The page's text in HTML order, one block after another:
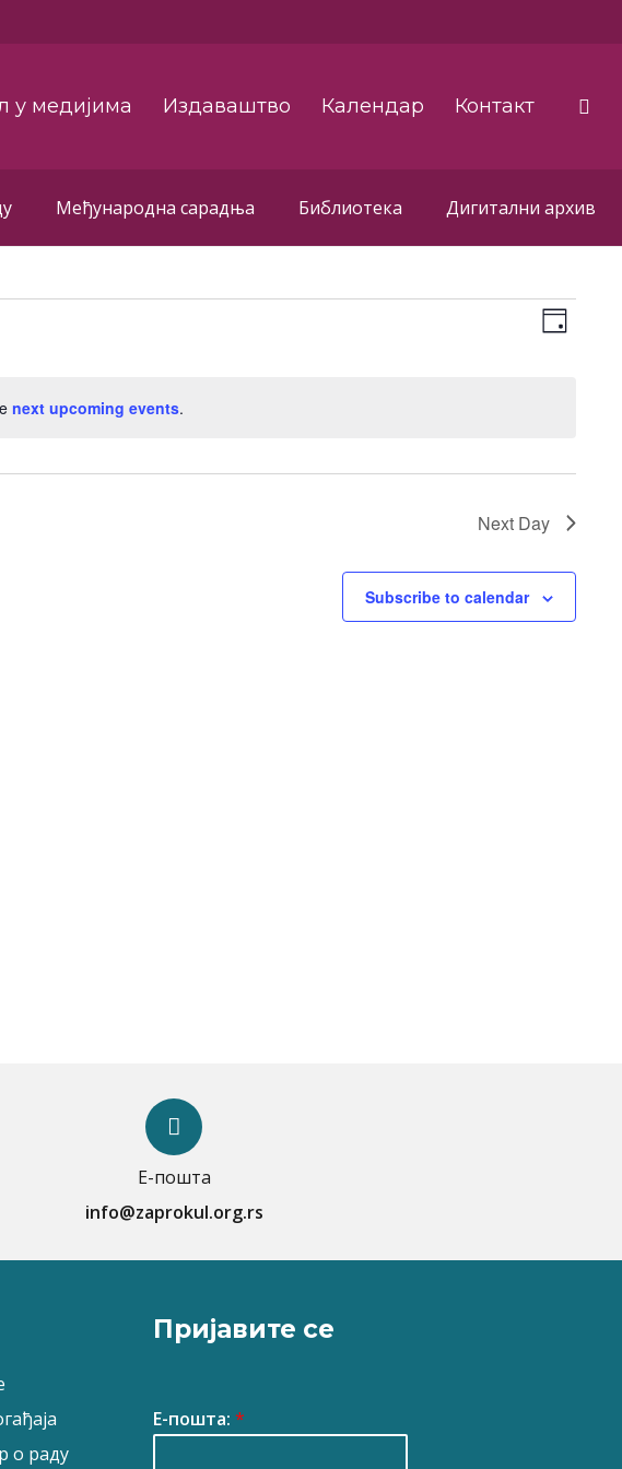
у медијима Издаваштво Календар Контакт
Међународна сарадња Библиотека Дигитални архив
next upcoming events.
Day
Next Day
Subscribe to calendar
Е-пошта
info@zaprokul.org.rs
о раду
Пријавите се
Е-пошта: *